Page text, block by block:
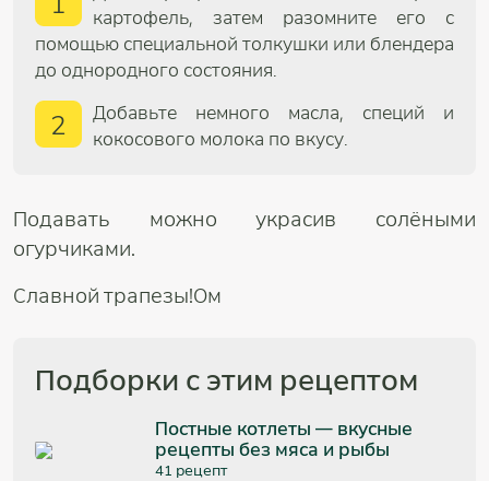
картофель, затем разомните его с
помощью специальной толкушки или блендера
до однородного состояния.
2
Добавьте немного масла, специй и
кокосового молока по вкусу.
Подавать можно украсив солёными
огурчиками.
Славной трапезы!Ом
Подборки с этим рецептом
Постные котлеты — вкусные
рецепты без мяса и рыбы
41 рецепт